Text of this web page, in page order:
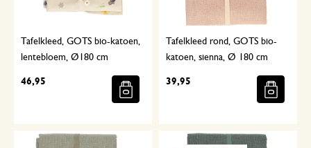
Tafelkleed, GOTS bio-katoen,
lentebloem, Ø180 cm
46,95
Tafelkleed rond, GOTS bio-
katoen, sienna, Ø 180 cm
39,95